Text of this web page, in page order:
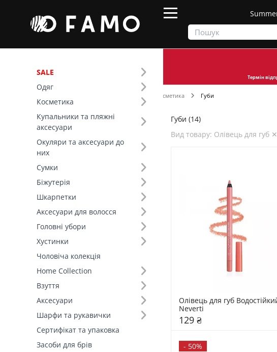
SALE
Одяг
Косметика
Купальники та пляжні
аксесуари
Окуляри та аксесуари до
них
Сумки
Біжутерія
Шкарпетки
Аксесуари для волосся
Головні убори
Хустинки
Чоловіча колекція
Home Collection
Взуття
Аксесуари
Шарфи та рукавички
Сертифікат та упаковка
Засоби для брів
Термін
Декоративна косметика Губи
Фільтр
Ціна
SALE
Вид товару (11)
Губи (14)
Вид товару: Олівець для губ ✕
Олівець для губ
Neverti
129 ₴
- 50%